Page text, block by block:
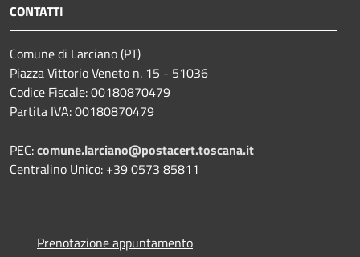
CONTATTI
Comune di Larciano (PT)
Piazza Vittorio Veneto n. 15 - 51036
Codice Fiscale: 00180870479
Partita IVA: 00180870479
PEC:comune.larciano@postacert.toscana.it
Centralino Unico: +39 0573 85811
Prenotazione appuntamento